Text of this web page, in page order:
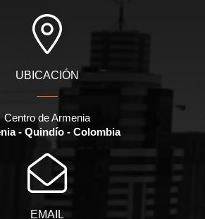
UBICACIÓN
Centro de Armenia
- Quindío - Colombia
EMAIL